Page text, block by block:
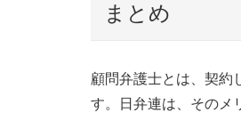
まとめ
顧問弁護士とは、契約
す。日弁連は、そのメ